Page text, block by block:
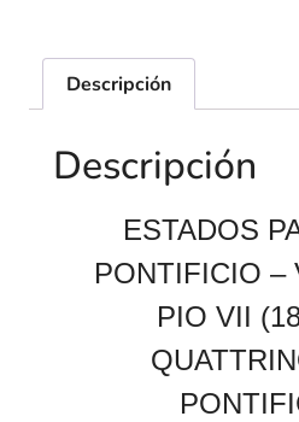
Descripción
Descripción
ESTADOS
PONTIFICIO –
PIO VII